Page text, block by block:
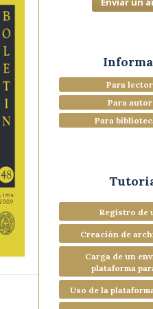
Para
Para
Para
Registro de
Creación de
Carga de un
plataforma
Uso de la